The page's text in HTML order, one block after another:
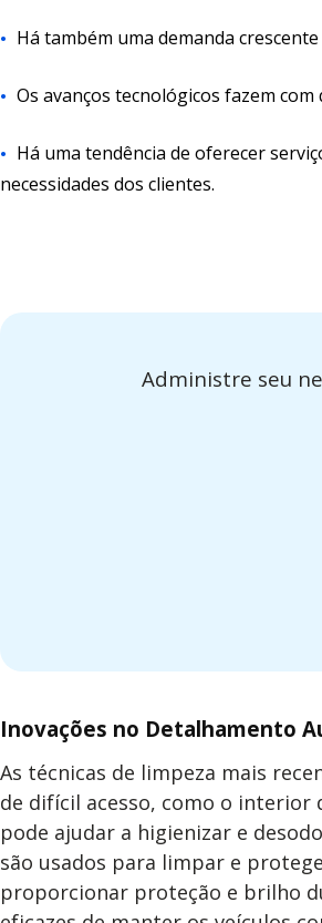
Há também uma demanda
Os avanços tecnológicos fazem
Há uma tendência de oferecer
necessidades dos clientes.
Administre seu
Inovações no Detalhamento
As técnicas de limpeza mais
de difícil acesso, como o interior
pode ajudar a higienizar e
são usados para limpar e
proporcionar proteção e brilho